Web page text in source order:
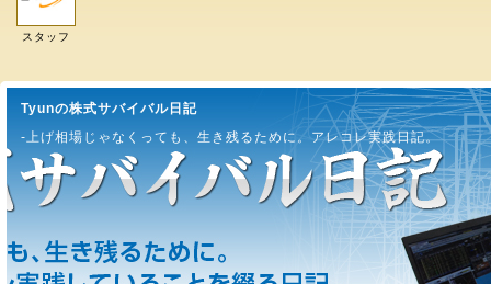
スタッフ
Tyunの株式サバイバル日記
-上げ相場じゃなくっても、生き残るために。アレコレ実践日記。